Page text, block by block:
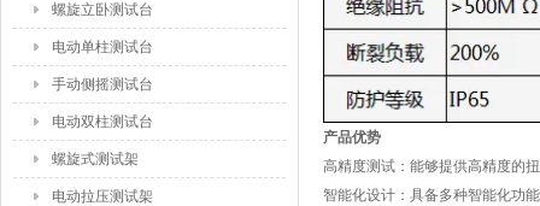
螺旋立卧测试台
电动单柱测试台
手动侧摇测试台
电动双柱测试台
螺旋式测试架
电动拉压测试架
产品优势
高精度测试：能够提供高精度的
智能化设计：具备多种智能化功